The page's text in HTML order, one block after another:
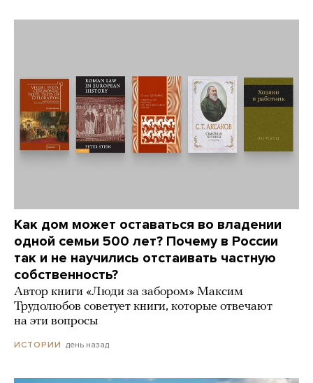
Как дом может оставаться во владении
одной семьи 500 лет? Почему в России
так и не научились отстаивать частную
собственность?
Автор книги «Люди за забором» Максим
Трудолюбов советует книги, которые отвечают
на эти вопросы
ИСТОРИИ день назад